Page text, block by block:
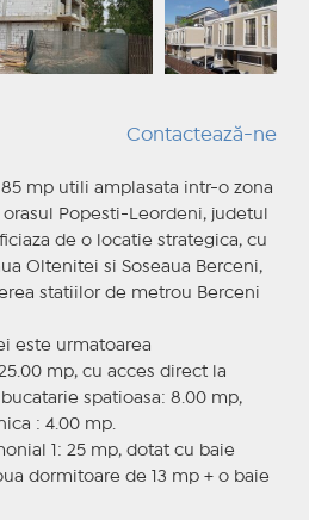
Contactează-ne
mp utili amplasata intr-o zona
Popesti-Leordeni, judetul
de o locatie strategica, cu
Oltenitei si Soseaua Berceni,
statiilor de metrou Berceni
este urmatoarea
mp, cu acces direct la
spatioasa: 8.00 mp,
: 4.00 mp.
1: 25 mp, dotat cu baie
dormitoare de 13 mp + o baie